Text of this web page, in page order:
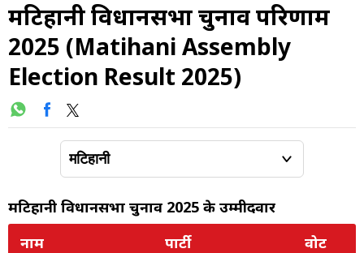
मटिहानी विधानसभा चुनाव परिणाम
2025 (Matihani Assembly
Election Result 2025)
मटिहानी विधानसभा चुनाव 2025 के उम्मीदवार
नाम
पार्टी वोट